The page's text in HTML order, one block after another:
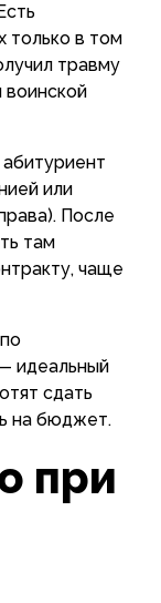
только в том
травму
воинской
или
После
там
чаще
идеальный
сдать
на бюджет.
при